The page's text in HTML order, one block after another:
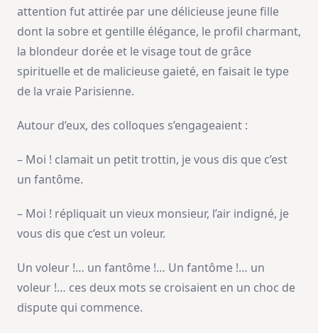
attention fut attirée par une délicieuse jeune fille
dont la sobre et gentille élégance, le profil charmant,
la blondeur dorée et le visage tout de grâce
spirituelle et de malicieuse gaieté, en faisait le type
de la vraie Parisienne.
Autour d’eux, des colloques s’engageaient :
– Moi ! clamait un petit trottin, je vous dis que c’est
un fantôme.
– Moi ! répliquait un vieux monsieur, l’air indigné, je
vous dis que c’est un voleur.
Un voleur !… un fantôme !… Un fantôme !… un
voleur !… ces deux mots se croisaient en un choc de
dispute qui commence.